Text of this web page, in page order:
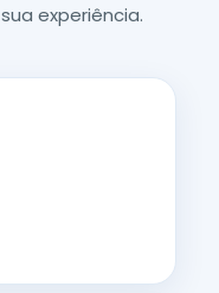
experiência.